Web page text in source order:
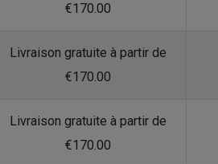
€170.00
Livraison gratuite à partir de
€170.00
Livraison gratuite à partir de
€170.00